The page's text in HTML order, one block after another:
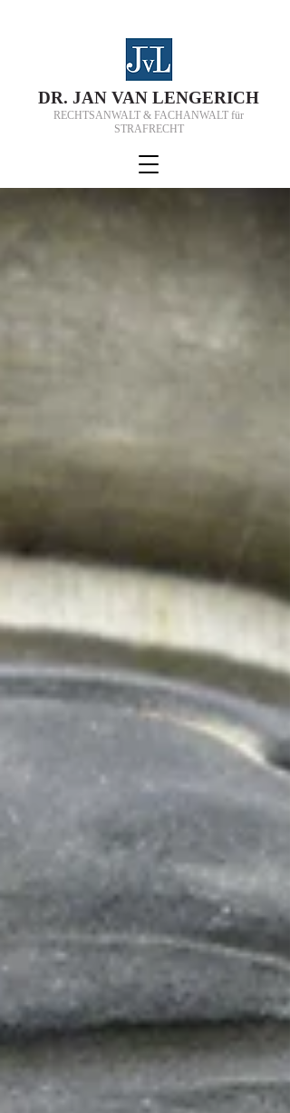
DR. JAN VAN LENGERICH
RECHTSANWALT & FACHANWALT für
STRAFRECHT